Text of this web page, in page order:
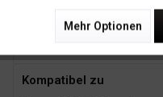
Kompatibel zu
Mehr Optionen